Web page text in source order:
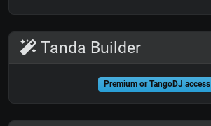
Tanda Builder
Premium or TangoDJ access